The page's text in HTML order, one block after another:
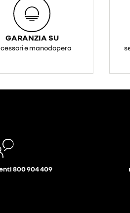
GARANZIA SU
e manodopera
800 904 409